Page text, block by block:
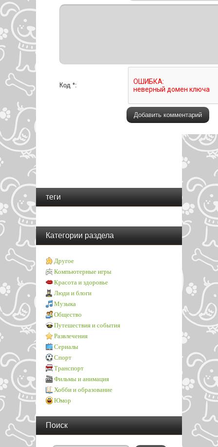
Код *:
теги
Категории раздела
Другое
Компьютерные игры
Красота и здоровье
Люди и блоги
Музыка
Общество
Путешествия и события
Развлечения
Сериалы
Спорт
Транспорт
Фильмы и анимация
Хобби и образование
Юмор
Поиск